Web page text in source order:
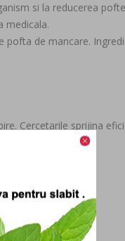
si la reducerea
medicala.
de mancare.
Cercetarile sprijina